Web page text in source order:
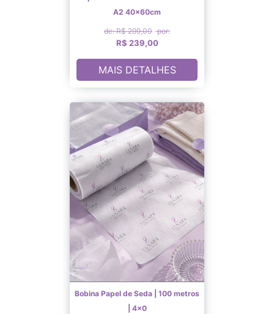
A2 40x60cm
de: R$ 299,00 por:
R$ 239,00
MAIS DETALHES
Bobina Papel de Seda | 100 metros
| 4x0